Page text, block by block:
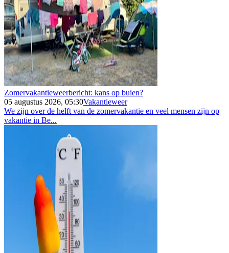
Zomervakantieweerbericht: kans op buien?
05 augustus 2026, 05:30Vakantieweer
We zijn over de helft van de zomervakantie en veel mensen zijn op
vakantie in Be...